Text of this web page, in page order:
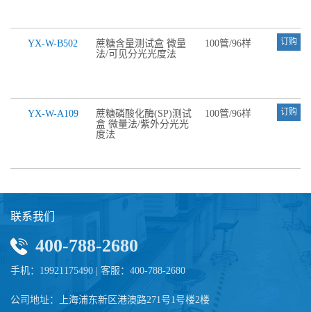
YX-W-B502
蔗糖含量测试盒 微量
法/可见分光光度法
100管/96样 订购
YX-W-A109
蔗糖磷酸化酶(SP)测试
盒 微量法/紫外分光光
度法
100管/96样 订购
联系我们
400-788-2680
手机：19921175490 | 客服：400-788-2680
公司地址：上海浦东新区港澳路271号1号楼2楼